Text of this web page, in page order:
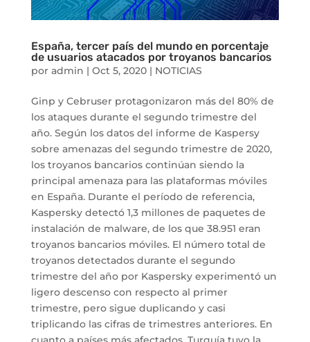
España, tercer país del mundo en porcentaje
de usuarios atacados por troyanos bancarios
por admin | Oct 5, 2020| NOTICIAS
Ginp y Cebruser protagonizaron más del 80% de
los ataques durante el segundo trimestre del
año. Según los datos del informe de Kaspersy
sobre amenazas del segundo trimestre de 2020,
los troyanos bancarios continúan siendo la
principal amenaza para las plataformas móviles
en España. Durante el período de referencia,
Kaspersky detectó 1,3 millones de paquetes de
instalación de malware, de los que 38.951 eran
troyanos bancarios móviles. El número total de
troyanos detectados durante el segundo
trimestre del año por Kaspersky experimentó un
ligero descenso con respecto al primer
trimestre, pero sigue duplicando y casi
triplicando las cifras de trimestres anteriores. En